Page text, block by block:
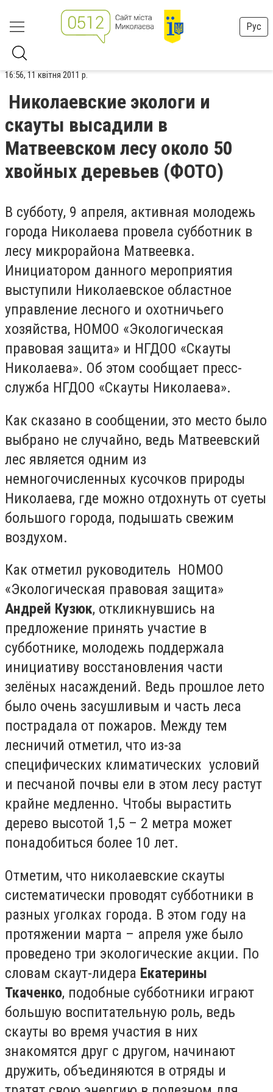
Рус
16:56, 11 квітня 2011 р.
Николаевские экологи и
скауты высадили в
Матвеевском лесу около 50
хвойных деревьев (ФОТО)
В субботу, 9 апреля, активная молодежь
города Николаева провела субботник в
лесу микрорайона Матвеевка.
Инициатором данного мероприятия
выступили Николаевское областное
управление лесного и охотничьего
хозяйства, НОМОО «Экологическая
правовая защита» и НГДОО «Скауты
Николаева». Об этом сообщает пресс-
служба НГДОО «Скауты Николаева».
Как сказано в сообщении, это место было
выбрано не случайно, ведь Матвеевский
лес является одним из
немногочисленных кусочков природы
Николаева, где можно отдохнуть от суеты
большого города, подышать свежим
воздухом.
Как отметил руководитель НОМОО
«Экологическая правовая защита»
Андрей Кузюк, откликнувшись на
предложение принять участие в
субботнике, молодежь поддержала
инициативу восстановления части
зелёных насаждений. Ведь прошлое лето
было очень засушливым и часть леса
пострадала от пожаров. Между тем
лесничий отметил, что из-за
специфических климатических условий
и песчаной почвы ели в этом лесу растут
крайне медленно. Чтобы вырастить
дерево высотой 1,5 – 2 метра может
понадобиться более 10 лет.
Отметим, что николаевские скауты
систематически проводят субботники в
разных уголках города. В этом году на
протяжении марта – апреля уже было
проведено три экологические акции. По
словам скаут-лидера Екатерины
Ткаченко, подобные субботники играют
большую воспитательную роль, ведь
скауты во время участия в них
знакомятся друг с другом, начинают
дружить, объединяются в отряды и